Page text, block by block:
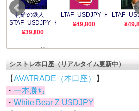
シストレ本口座（リアルタイム更新中）
【AVATRADE（本口座）
】
・ 一本勝ち
・ White Bear Z USDJPY